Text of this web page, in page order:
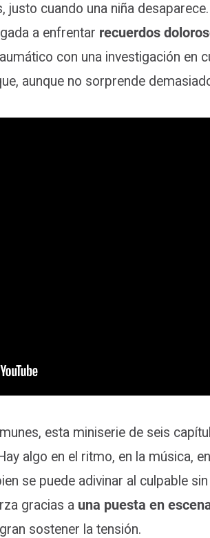
justo cuando una niña
a enfrentar recuerdos
con una investigación en
aunque no sorprende
esta miniserie de seis
algo en el ritmo, en la música,
se puede adivinar al culpable
gracias a una puesta en
sostener la tensión.